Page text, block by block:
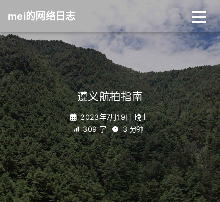
mei的网络日志
遵义航拍指南
2023年7月19日 晚上
309 字
3 分钟